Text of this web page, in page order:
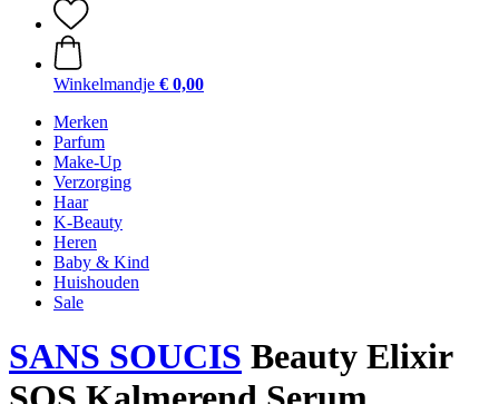
Winkelmandje € 0,00
Merken
Parfum
Make-Up
Verzorging
Haar
K-Beauty
Heren
Baby & Kind
Huishouden
Sale
SANS SOUCIS Beauty Elixir